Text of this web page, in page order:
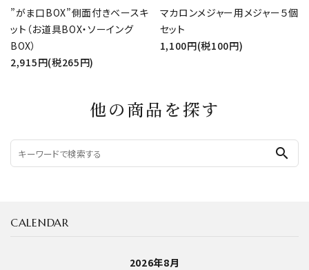
”がま口BOX”側面付きベースキ
ット（お道具BOX・ソーイング
BOX）
2,915円(税265円)
マカロンメジャー用メジャー５個
セット
1,100円(税100円)
他の商品を探す
search
CALENDAR
2026年8月